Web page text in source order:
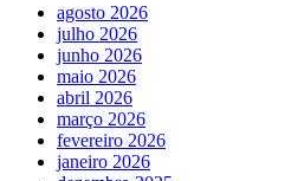
agosto 2026
julho 2026
junho 2026
maio 2026
abril 2026
março 2026
fevereiro 2026
janeiro 2026